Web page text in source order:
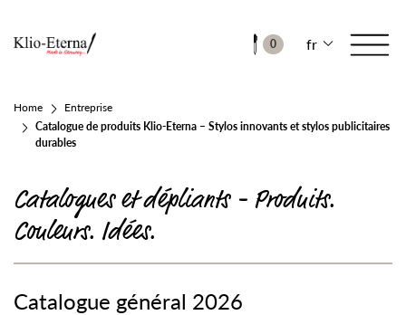
0 fr
Home
Entreprise
Catalogue de produits Klio-Eterna – Stylos innovants et stylos publicitaires
durables
Catalogues et dépliants - Produits.
Couleurs. Idées.
Catalogue général 2026